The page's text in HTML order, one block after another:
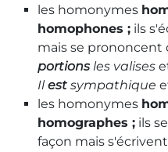
les homonymes
homophones ; ils
mais se prononcent
portions les valises
Ilest sympathique
les homonymes
homographes ; ils
façon mais